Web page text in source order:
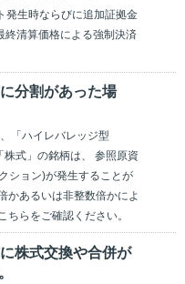
発生時ならびに追加証拠金
終清算価格による強制決済
分割があった場
「ハイレバレッジ型
株式」の銘柄は、 参照原資
ション)が発生することが
かあるいは非整数倍かによ
ちらをご確認ください。
株式交換や合併が